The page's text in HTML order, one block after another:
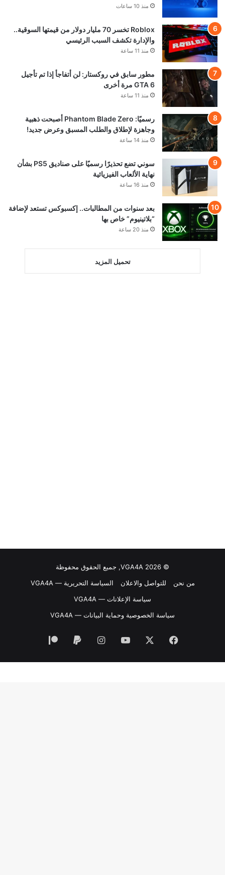
منذ 10 ساعات
Roblox تخسر 70 مليار دولار من قيمتها السوقية..
والإدارة تكشف السبب الرئيسي
منذ 11 ساعة
مطور سابق في روكستار: لن أتفاجأ إذا تم تأجيل
GTA 6 مرة أخرى
منذ 11 ساعة
رسميًا: Phantom Blade Zero أصبحت ذهبية
وجاهزة لإطلاق والطلب المسبق وعرض جديد!
منذ 14 ساعة
سوني تضع تحذيرًا رسميًا على صناديق PS5 بشأن
نهاية الألعاب الفيزيائية
منذ 16 ساعة
بعد سنوات من المطالبات.. إكسبوكس تستعد لإضافة
“بلاتينيوم” خاص بها
منذ 20 ساعة
تحميل المزيد
© VGA4A 2026, جميع الحقوق محفوظة
من نحن
للتواصل والاعلان
السياسة التحريرية — VGA4A
سياسة الإعلانات — VGA4A
سياسة الخصوصية وحماية البيانات — VGA4A
فيسبوك ‫YouTubeانستقرام
‏Paypal
‫Patreon